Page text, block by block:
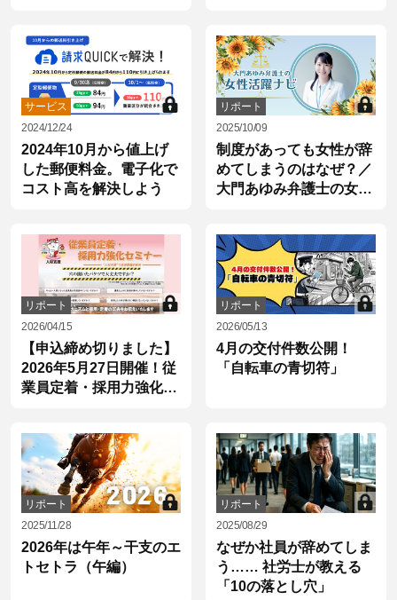
サービス
2024/12/24
2024年10月から値上げ
した郵便料金。電子化で
コスト高を解決しよう
リポート
2025/10/09
制度があっても女性が辞
めてしまうのはなぜ？／
大門あゆみ弁護士の女性
リポート
2026/04/15
【申込締め切りました】
2026年5月27日開催！従
業員定着・採用力強化セ
リポート
2026/05/13
4月の交付件数公開！
「自転車の青切符」
リポート
2025/11/28
2026年は午年～干支のエ
トセトラ（午編）
リポート
2025/08/29
なぜか社員が辞めてしま
う…… 社労士が教える
「10の落とし穴」